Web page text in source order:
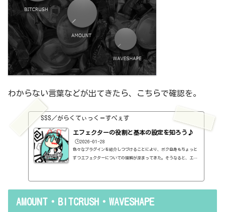
わからない言葉などが出てきたら、こちらで確認を。
SSS／がらくてぃっく＝すぺぇす
エフェクターの役割と基本の設定を知ろう♪
🕒️2026-01-28
色々なプラグインを紹介しつづけることにより、ボク自身もちょっと
ずつエフェクターについての理解が深まってきた。そうなると、エフ
で基本的なつまみに関する説明を毎回書くのも、それはそれで面倒く
AMOUNT・BITCRUSH・WAVESHAPE